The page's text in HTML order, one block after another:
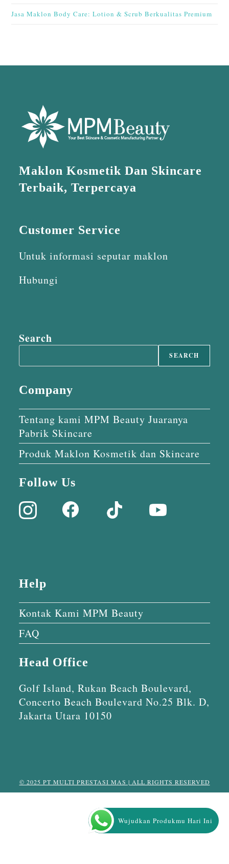
Jasa Maklon Body Care: Lotion & Scrub Berkualitas Premium
Maklon Kosmetik Dan Skincare
Terbaik, Terpercaya
Customer Service
Untuk informasi seputar maklon
Hubungi
Search
SEARCH
Company
Tentang kami MPM Beauty Juaranya
Pabrik Skincare
Produk Maklon Kosmetik dan Skincare
Follow Us
Help
Kontak Kami MPM Beauty
FAQ
Head Office
Golf Island, Rukan Beach Boulevard,
Concerto Beach Boulevard No.25 Blk. D,
Jakarta Utara 10150
© 2025 PT MULTI PRESTASI MAS | ALL RIGHTS RESERVED
Wujudkan Produkmu Hari Ini